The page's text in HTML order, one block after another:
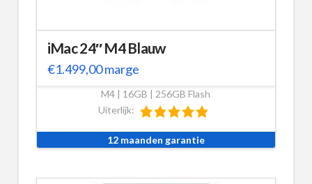
iMac 24″ M4 Blauw
€1.499,00marge
M4 | 16GB | 256GB Flash
Uiterlijk:
12 maanden garantie